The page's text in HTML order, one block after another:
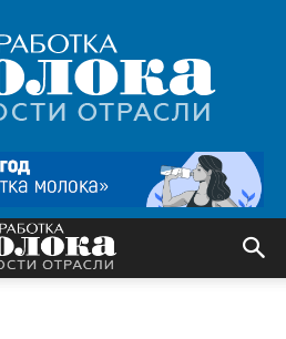
Переработка
молока
|
Новости